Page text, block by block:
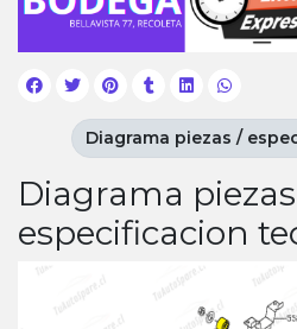
Diagrama
especificacion
Diagrama piezas /